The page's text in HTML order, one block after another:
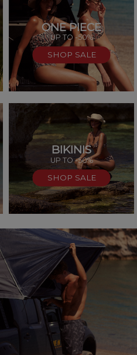
ONE PIECE
UP TO -50%
SHOP SALE
BIKINIS
UP TO -50%
SHOP SALE